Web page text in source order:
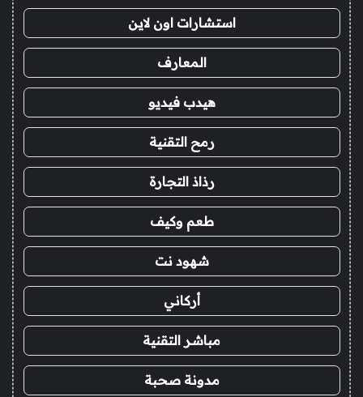
استشارات اون لاين
المعارف
هيدب فيديو
رمح التقنية
رذاذ التجارة
طعم وكيف
شهود نت
أركاني
مباشر التقنية
مدونة صحبة